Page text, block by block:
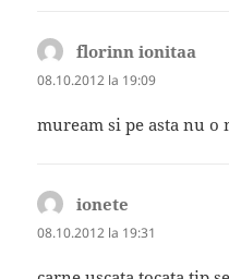
florinn ionitaa
08.10.2012 la 19:09
muream si pe asta nu o
ionete
08.10.2012 la 19:31